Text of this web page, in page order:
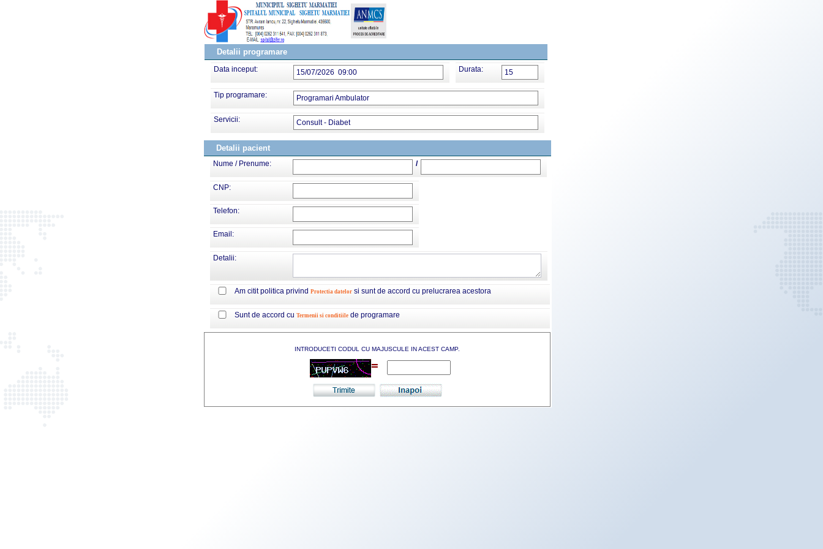
Detalii programare
Data inceput: 15/07/2026 09:00 Durata: 15
Tip programare: Programari Ambulator
Servicii: Consult - Diabet
Detalii pacient
Nume / Prenume: /
CNP:
Telefon:
Email:
Detalii:
Am citit politica privind Protectia datelor si sunt de accord cu prelucrarea acestora
Sunt de accord cu Termenii si conditiile de programare
INTRODUCETI CODUL CU MAJUSCULE IN ACEST CAMP.
=